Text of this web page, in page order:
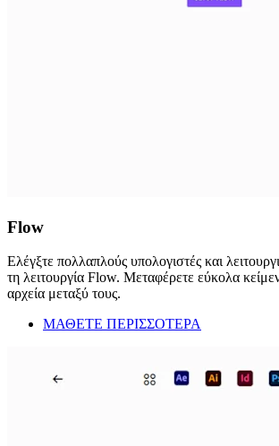
Flow
Ελέγξτε πολλαπλούς υπολογιστές και
τη λειτουργία Flow. Μεταφέρετε εύκολα
αρχεία μεταξύ τους.
ΜΑΘΕΤΕ ΠΕΡΙΣΣΟΤΕΡΑ